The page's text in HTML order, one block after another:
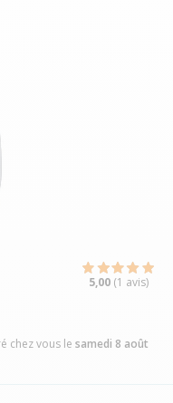
chez vous le samedi 8 août
5,00 (1 avis)